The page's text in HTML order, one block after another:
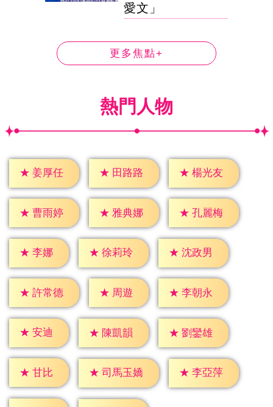
愛文」
更多焦點+
熱門人物
★ 姜厚任 ★ 田路路 ★ 楊光友
★ 曹雨婷 ★ 雅典娜 ★ 孔麗梅
★ 李娜 ★ 徐莉玲 ★ 沈政男
★ 許常德 ★ 周遊 ★ 李朝永
★ 安迪 ★ 陳凱韻 ★ 劉鑾雄
★ 甘比 ★ 司馬玉嬌 ★ 李亞萍